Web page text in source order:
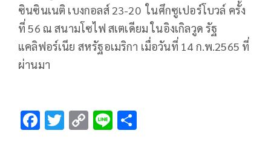
ซินซินเนติ เบงกอลส์ 23-20 ในศึกซูเปอร์โบวล์ ครั้ง
ที่ 56 ณ สนามโซไฟ สเตเดียม ในอิงเกิลวูด รัฐ
แคลิฟอร์เนีย สหรัฐอเมริกา เมื่อวันที่ 14 ก.พ.2565 ที่
ผ่านมา
F T C Li